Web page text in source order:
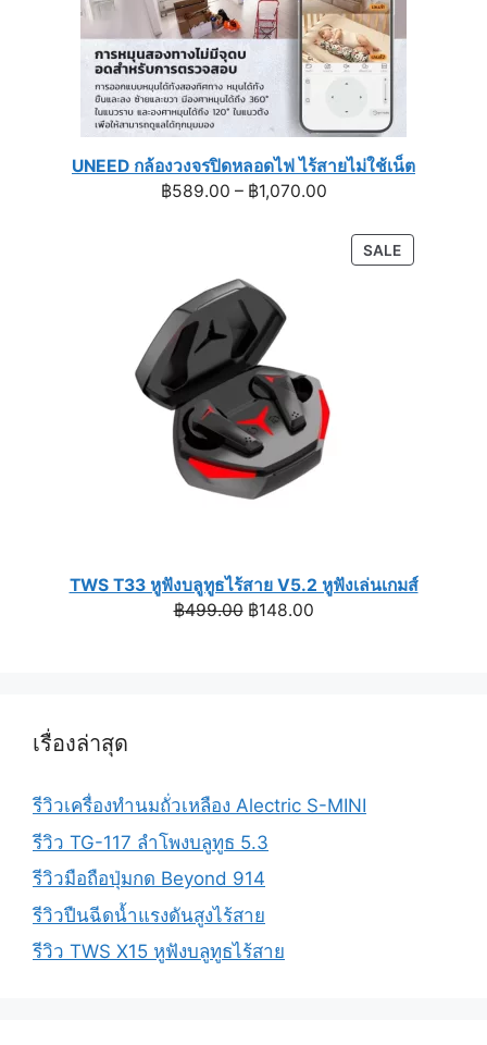
UNEED กล้องวงจรปิดหลอดไฟ ไร้สายไม่ใช้เน็ต
฿589.00 – ฿1,070.00Price
฿589.00
through
SALEPRODUCT
ON
TWS T33 หูฟังบลูทูธไร้สาย V5.2 หูฟังเล่นเกมส์
฿499.00 Original
฿148.00Current
เรื่องล่าสุด
รีวิวเครื่องทำนมถั่วเหลือง Alectric S-MINI
รีวิว TG-117 ลำโพงบลูทูธ 5.3
รีวิวมือถือปุ่มกด Beyond 914
รีวิวปืนฉีดน้ำแรงดันสูงไร้สาย
รีวิว TWS X15 หูฟังบลูทูธไร้สาย